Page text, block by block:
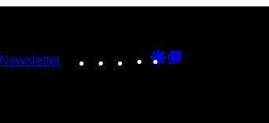
Newsletter Instagram
TikTokYouTube
Google